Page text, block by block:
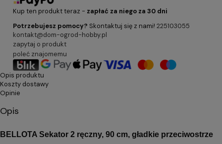
Kup ten produkt teraz - zapłać za niego za 30 dni
Potrzebujesz pomocy? Skontaktuj się z nami! 225103055
kontakt@dom-ogrod-hobby.pl
zapytaj o produkt
poleć znajomemu
Opis produktu
Koszty dostawy
Opinie
Opis
BELLOTA Sekator 2 ręczny, 90 cm, gładkie przeciwostrze